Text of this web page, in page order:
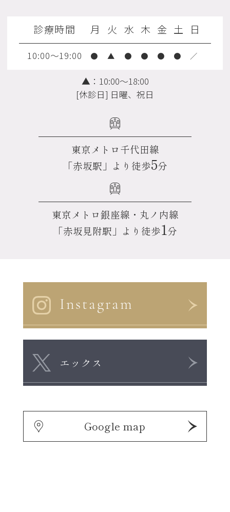
診療時間 月 火 水 木 金 土 日
10:00～19:00 ● ▲ ● ● ● ● ／
▲：10:00～18:00
[休診日] 日曜、祝日
東京メトロ千代田線
「赤坂駅」より徒歩5分
東京メトロ銀座線・丸ノ内線
「赤坂見附駅」より徒歩1 分
Instagram
エックス
Google map